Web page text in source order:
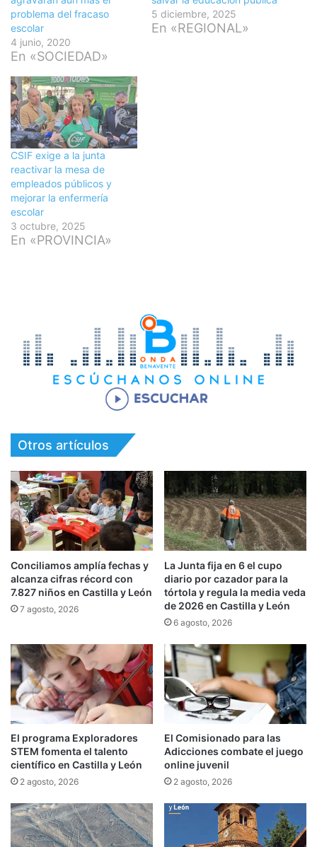
problema del fracaso
escolar
4 junio, 2020
En «SOCIEDAD»
5 diciembre, 2025
En «REGIONAL»
CSIF exige a la junta
reactivar la mesa de
empleados públicos y
mejorar la enfermería
escolar
3 octubre, 2025
En «PROVINCIA»
Otros artículos
Conciliamos amplía fechas y
alcanza cifras récord con
7.827 niños en Castilla y León
7 agosto, 2026
La Junta fija en 6 el cupo
diario por cazador para la
tórtola y regula la media veda
de 2026 en Castilla y León
6 agosto, 2026
El programa Exploradores
STEM fomenta el talento
científico en Castilla y León
2 agosto, 2026
El Comisionado para las
Adicciones combate el juego
online juvenil
2 agosto, 2026